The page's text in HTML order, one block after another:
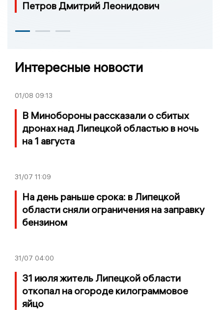
Петров Дмитрий Леонидович
Интересные новости
01/08 09:13
В Минобороны рассказали о сбитых
дронах над Липецкой областью в ночь
на 1 августа
31/07 11:09
На день раньше срока: в Липецкой
области сняли ограничения на заправку
бензином
31/07 04:00
31 июля житель Липецкой области
откопал на огороде килограммовое
яйцо